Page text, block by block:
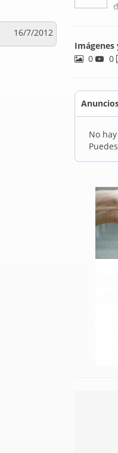
16/7/2012
0
0
No